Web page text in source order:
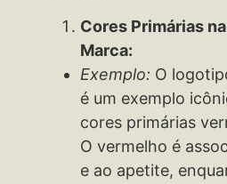
Cores Primárias
Marca:
Exemplo: O
é um exemplo
cores primárias
O vermelho é
e ao apetite,